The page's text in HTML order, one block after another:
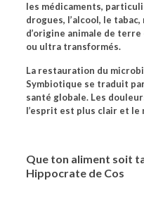
les médicaments,
drogues, l’alcool, le
d’origine animale de
ou ultra transformés.
La restauration du
Symbiotique se traduit
santé globale. Les
l’esprit est plus clair et le
Que ton aliment soit
Hippocrate de Cos